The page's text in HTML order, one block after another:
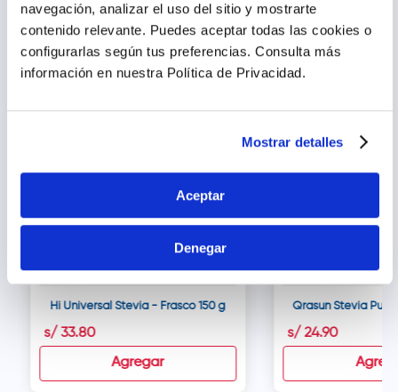
navegación, analizar el uso del sitio y mostrarte
contenido relevante. Puedes aceptar todas las cookies o
configurarlas según tus preferencias. Consulta más
información en nuestra Política de Privacidad.
Mostrar detalles
Aceptar
Denegar
Productos relacionados
Hi Universal Stevia - Frasco 150 g
s/ 33.80
Agregar
Qrasun Stevia Pura
s/ 24.90